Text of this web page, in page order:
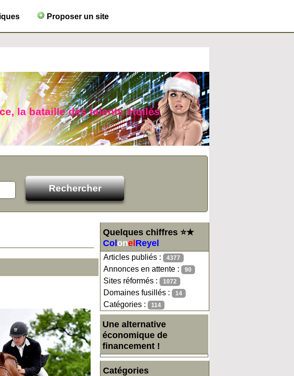
Proposer un site
la bataille des talents étoilés
Quelques chiffres ⭐★
Col onel Reyel
Articles publiés : 4377
Annonces en attente : 90
Sites réformés : 1072
Domaines fusillés : 14
Catégories : 114
Une alternative
économique de
financement !
Catégories